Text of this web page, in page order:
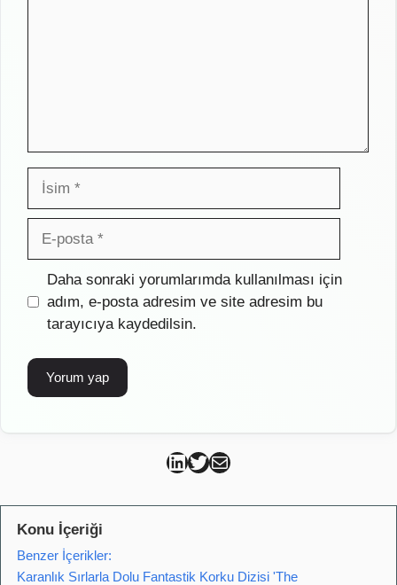
İsim
posta
İnternet
sitesi
Daha sonraki yorumlarımda kullanılması için
adım, e-posta adresim ve site adresim bu
tarayıcıya kaydedilsin.
Can Kütahya Linkedin
Can Kütahya Twitter
Can Kütahya Mail
Konu İçeriği
Benzer İçerikler:
Karanlık Sırlarla Dolu Fantastik Korku Dizisi 'The